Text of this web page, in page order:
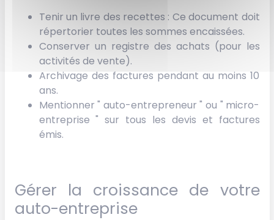
Tenir un livre des recettes : Ce document doit
répertorier toutes les sommes encaissées.
Conserver un registre des achats (pour les
activités de vente).
Archivage des factures pendant au moins 10
ans.
Mentionner " auto-entrepreneur " ou " micro-
entreprise " sur tous les devis et factures
émis.
Gérer la croissance de votre
auto-entreprise